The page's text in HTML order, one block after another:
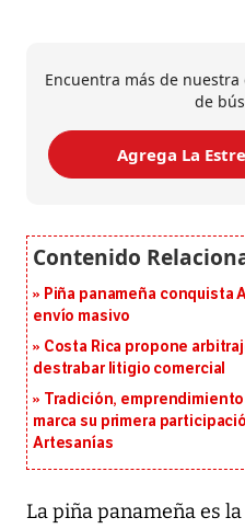
Encuentra más de
de
Agrega La
Piña panameña conquista
envío masivo
Costa Rica propone
destrabar litigio comercial
Tradición, emprendimiento
marca su primera
Artesanías
La piña panameña es